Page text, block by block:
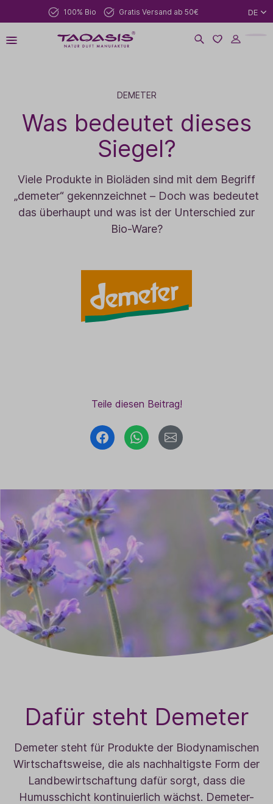
100% Bio Gratis Versand ab 50€ DE
DEMETER
Was bedeutet dieses
Siegel?
Viele Produkte in Bioläden sind mit dem Begriff
„demeter“ gekennzeichnet – Doch was bedeutet
das überhaupt und was ist der Unterschied zur
Bio-Ware?
Teile diesen Beitrag!
Dafür steht Demeter
Demeter steht für Produkte der Biodynamischen
Wirtschaftsweise, die als nachhaltigste Form der
Landbewirtschaftung dafür sorgt, dass die
Humusschicht kontinuierlich wächst. Demeter-